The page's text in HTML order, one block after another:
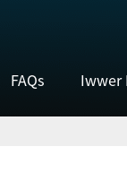
FAQs Iwwer